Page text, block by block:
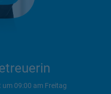
um 09:00 Freitag